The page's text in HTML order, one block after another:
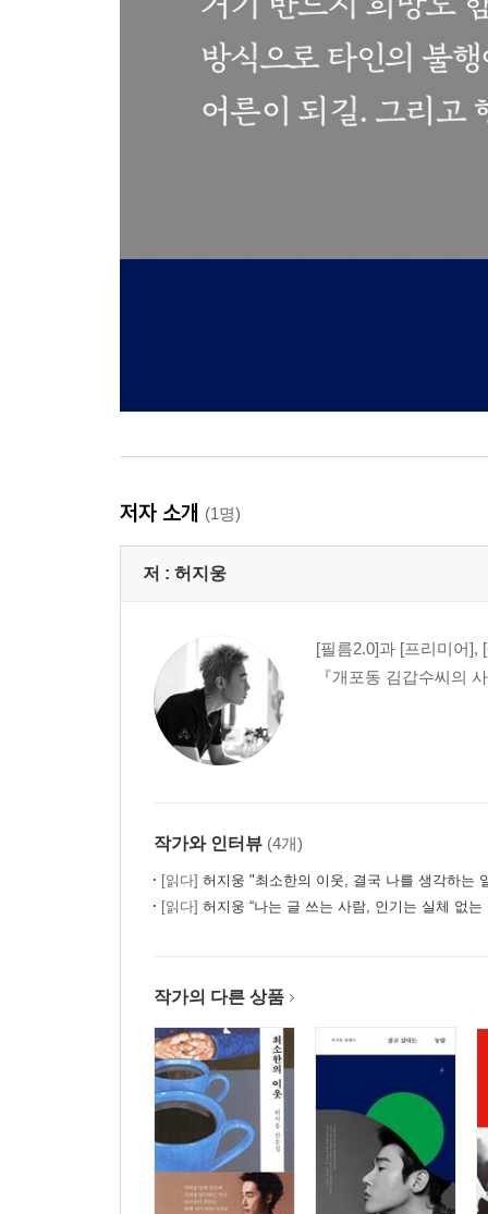
저자 소개 (1명)
저 : 허지웅
[필름2.0]과 [프리미어],
『개포동 김갑수씨의
작가와 인터뷰 (4개)
[읽다] 허지웅 "최소한의 이웃, 결국 나를 생각하는
[읽다] 허지웅 “나는 글 쓰는 사람, 인기는 실체 없는
작가의 다른 상품